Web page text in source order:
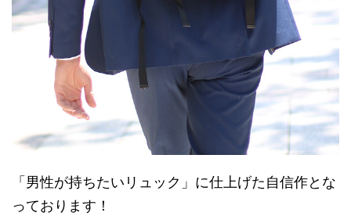
「男性が持ちたいリュック」に仕上げた自信作とな
っております！